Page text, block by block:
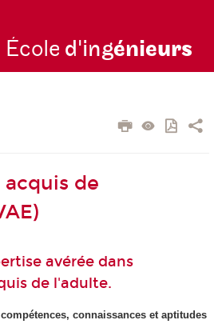
École d'ingénieurs
de
avérée dans
de l'adulte.
connaissances et aptitudes